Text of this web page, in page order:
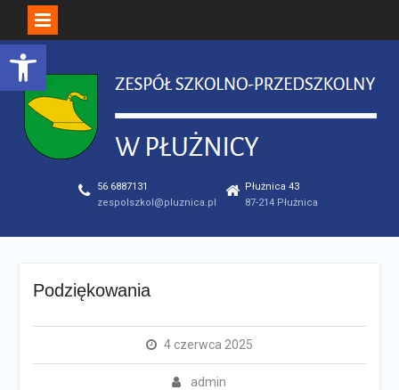
Open toolbar
Skip
to
content
56 6887131
zespolszkol@pluznica.pl
Płużnica 43
87-214 Płużnica
Podziękowania
4 czerwca 2025
admin